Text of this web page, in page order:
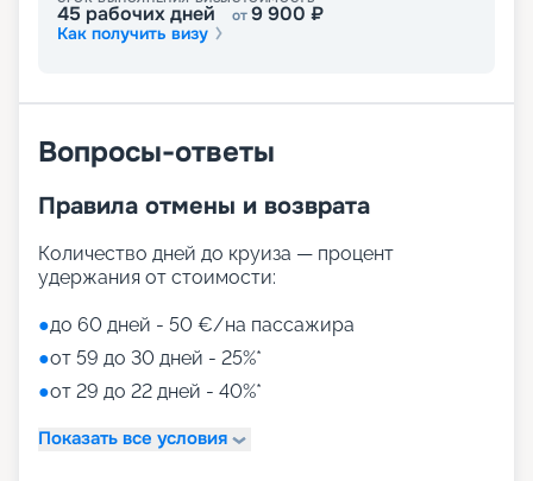
Лайнер предлагает огромное разнообразие
На выбор представлены такие пространства:
релаксационный комплекс только для взрослых)
бассейнами, клубами, игровыми зонами)
для детей)
Aquapark (с открытыми игровыми
водными пушками, 3 водными горками с
эффектами виртуальной реальности)
мини-гольф и теннис
7 бассейнов
детский внутренний комплекс,
45 рабочих дней от9 900 ₽
Как получить визу
Вопросы-ответы
Правила отмены и возврата
Количество дней до круиза — процент
удержания от стоимости:
●до 60 дней - 50 €/на пассажира
●от 59 до 30 дней - 25%*
●от 29 до 22 дней - 40%*
Показать все условия